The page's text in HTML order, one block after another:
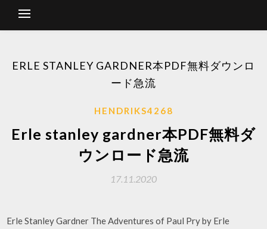
ERLE STANLEY GARDNER本PDF無料ダウンロ
ード急流
HENDRIKS4268
Erle stanley gardner本PDF無料ダ
ウンロード急流
17.11.2020
Erle Stanley Gardner The Adventures of Paul Pry by Erle